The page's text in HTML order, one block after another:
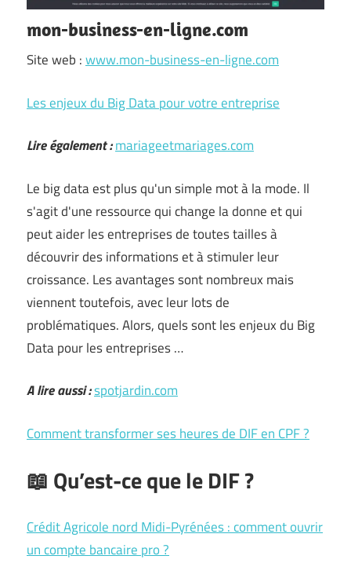
mon-business-en-ligne.com
Site web :www.mon-business-en-ligne.com
Les enjeux du Big Data pour votre entreprise
Lire également :mariageetmariages.com
Le big data est plus qu'un simple mot à la mode. Il
s'agit d'une ressource qui change la donne et qui
peut aider les entreprises de toutes tailles à
découvrir des informations et à stimuler leur
croissance. Les avantages sont nombreux mais
viennent toutefois, avec leur lots de
problématiques. Alors, quels sont les enjeux du Big
Data pour les entreprises …
A lire aussi :spotjardin.com
Comment transformer ses heures de DIF en CPF ?
📖 Qu’est-ce que le DIF ?
Crédit Agricole nord Midi-Pyrénées : comment ouvrir
un compte bancaire pro ?